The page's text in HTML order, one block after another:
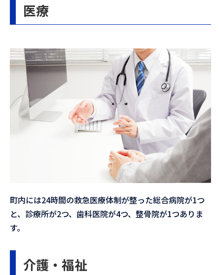
医療
町内には24時間の救急医療体制が整った総合病院が1つ
と、診療所が2つ、歯科医院が4つ、整骨院が1つありま
す。
介護・福祉